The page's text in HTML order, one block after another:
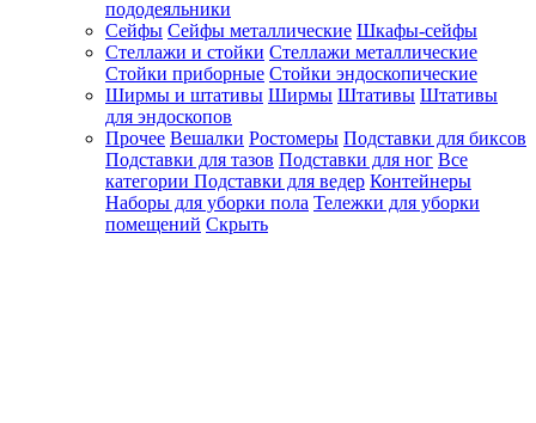
пододеяльники
Сейфы Сейфы металлические Шкафы-сейфы
Стеллажи и стойки Стеллажи металлические
Стойки приборные Стойки эндоскопические
Ширмы и штативы Ширмы Штативы Штативы
для эндоскопов
Прочее Вешалки Ростомеры Подставки для биксов
Подставки для тазов Подставки для ног Все
категории Подставки для ведер Контейнеры
Наборы для уборки пола Тележки для уборки
помещений Скрыть